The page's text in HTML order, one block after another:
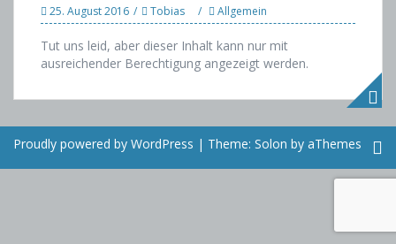
25. August 2016 Tobias Allgemein
Tut uns leid, aber dieser Inhalt kann nur mit
ausreichender Berechtigung angezeigt werden.
Proudly powered by WordPress | Theme: Solon by aThemes